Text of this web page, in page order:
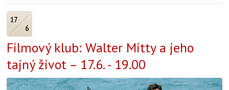
17
6
Filmový klub: Walter Mitty a jeho
tajný život – 17.6. - 19.00